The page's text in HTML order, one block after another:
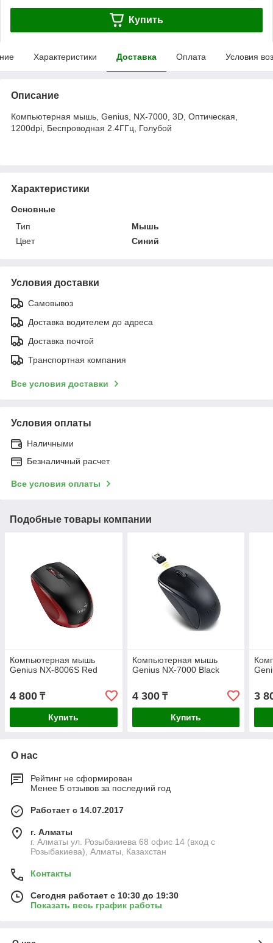
Купить
Характеристики Доставка Оплата Условия
Описание
Компьютерная мышь, Genius, NX-7000, 3D, Оптическая,
1200dpi, Беcпроводная 2.4ГГц, Голубой
Характеристики
Основные
Тип
Мышь
Цвет
Синий
Условия доставки
Самовывоз
Доставка водителем до адреса
Доставка почтой
Транспортная компания
Все условия доставки
Условия оплаты
Наличными
Безналичный расчет
Все условия оплаты
Подобные товары компании
Компьютерная мышь
Genius NX-8006S Red
4 800 ₸
Купить
Компьютерная мышь
Genius NX-7000 Black
4 300₸
Купить
3
О нас
Рейтинг не сформирован
Менее 5 отзывов за последний год
Работает с 14.07.2017
г. Алматы
г. Алматы ул. Розыбакиева 68 офис 14 (вход с
Розыбакиева), Алматы, Казахстан
Контакты
Сегодня работает с 10:30 до 19:30
Показать весь график работы